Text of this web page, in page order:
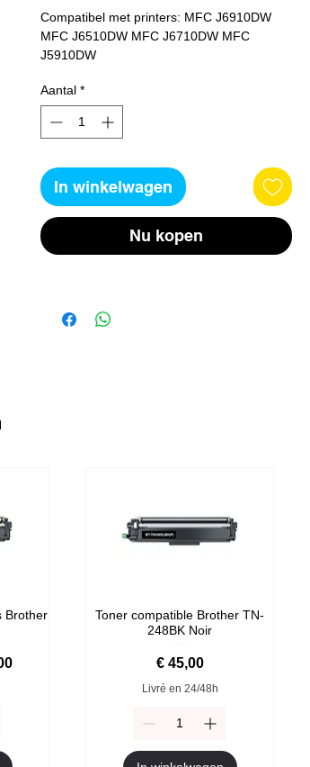
Compatibel met printers: MFC J6910DW
MFC J6510DW MFC J6710DW MFC
J5910DW
Aantal *
In winkelwagen
Nu kopen
Brother
Toner compatible Brother TN-
248BK Noir
Prijs
€ 45,00
Livré en 24/48h